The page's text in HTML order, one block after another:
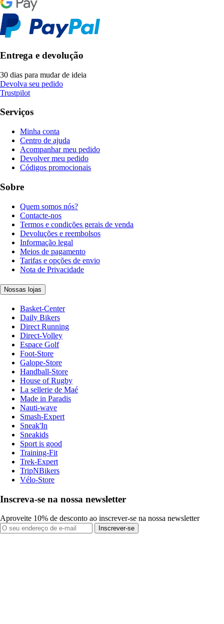
Entrega e devolução
30 dias para mudar de ideia
Devolva seu pedido
Trustpilot
Serviços
Minha conta
Centro de ajuda
Acompanhar meu pedido
Devolver meu pedido
Códigos promocionais
Sobre
Quem somos nós?
Contacte-nos
Termos e condições gerais de venda
Devoluções e reembolsos
Informação legal
Meios de pagamento
Tarifas e opções de envio
Nota de Privacidade
Nossas lojas
Basket-Center
Daily Bikers
Direct Running
Direct-Volley
Espace Golf
Foot-Store
Galope-Store
Handball-Store
House of Rugby
La sellerie de Maé
Made in Paradis
Nauti-wave
Smash-Expert
Sneak'In
Sneakids
Sport is good
Training-Fit
Trek-Expert
TripNBikers
Vélo-Store
Inscreva-se na nossa newsletter
Aproveite 10% de desconto ao inscrever-se na nossa newsletter
Inscrever-se